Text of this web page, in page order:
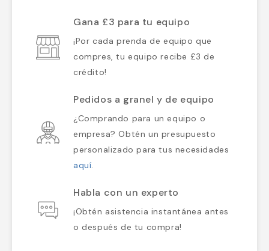
Gana £3 para tu equipo
¡Por cada prenda de equipo que
compres, tu equipo recibe £3 de
crédito!
Pedidos a granel y de equipo
¿Comprando para un equipo o
empresa? Obtén un presupuesto
personalizado para tus necesidades
aquí.
Habla con un experto
¡Obtén asistencia instantánea antes
o después de tu compra!